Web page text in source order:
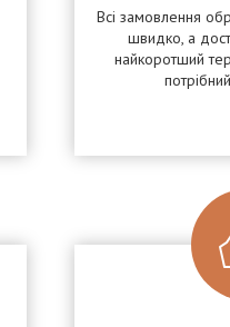
Всі замовлення
швидко, а
найкоротший